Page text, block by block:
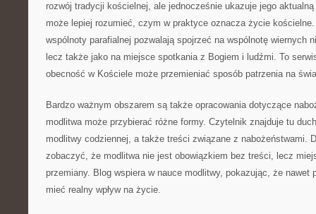
rozwój tradycji kościelnej, ale jednocześnie ukazuje jego
może lepiej rozumieć, czym w praktyce oznacza życie
wspólnoty parafialnej pozwalają spojrzeć na wspólnotę wiernych
lecz także jako na miejsce spotkania z Bogiem i ludźmi. To
obecność w Kościele może przemieniać sposób patrzenia na
Bardzo ważnym obszarem są także opracowania dotyczące
modlitwa może przybierać różne formy. Czytelnik znajduje tu
modlitwy codziennej, a także treści związane z nabożeństwami.
zobaczyć, że modlitwa nie jest obowiązkiem bez treści, lecz
przemiany. Blog wspiera w nauce modlitwy, pokazując, że nawet
mieć realny wpływ na życie.